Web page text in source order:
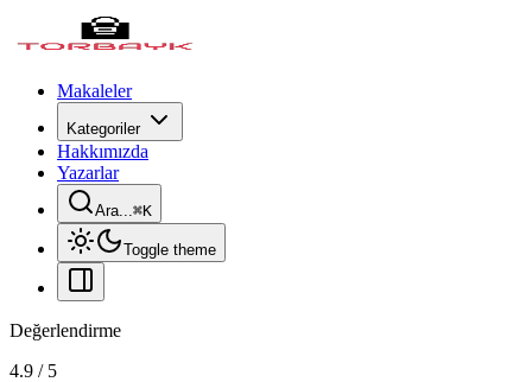
Makaleler
Kategoriler
Hakkımızda
Yazarlar
Ara...⌘K
Toggle theme
Değerlendirme
4.9 / 5